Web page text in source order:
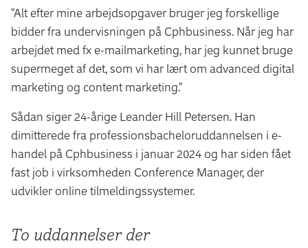
"Alt efter mine arbejdsopgaver bruger jeg forskellige
bidder fra undervisningen på Cphbusiness. Når jeg har
arbejdet med fx e-mailmarketing, har jeg kunnet bruge
supermeget af det, som vi har lært om advanced digital
marketing og content marketing."
Sådan siger 24-årige Leander Hill Petersen. Han
dimitterede fra professionsbacheloruddannelsen i e-
handel på Cphbusiness i januar 2024 og har siden fået
fast job i virksomheden Conference Manager, der
udvikler online tilmeldingssystemer.
To uddannelser der